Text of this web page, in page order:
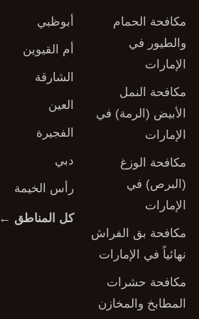
مكافحة الحمام
والطيور في
الإمارات
مكافحة النمل
الأبيض (الرمة) في
الإمارات
مكافحة الوزغ
(البرص) في
الإمارات
مكافحة بق الفراش
نهائياً في الإمارات
مكافحة حشرات
المطابخ والمخازن
أبوظبي
أم القيوين
الشارقة
العين
الفجيرة
دبي
رأس الخيمة
كل المناطق ←